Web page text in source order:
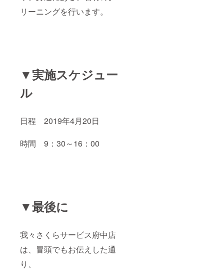
リーニングを行います。
▼実施スケジュー
ル
日程 2019年4月20日
時間 9：30～16：00
▼最後に
我々さくらサービス府中店
は、冒頭でもお伝えした通
り、